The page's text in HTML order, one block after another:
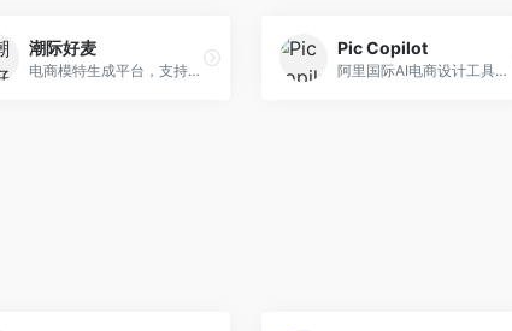
潮际好麦
电商模特生成平台，支持AI虚拟模特创作。面向服装和配饰电商，提供模特试穿、商品展示、营销素材生成等服务，模特形象可定制。
Pic Copilot
阿里国际AI电商设计工具，专注于跨境电商。面向跨境电商卖家，提供商品图优化、营销海报生成、多语言适配等服务，海外市场适配性强。